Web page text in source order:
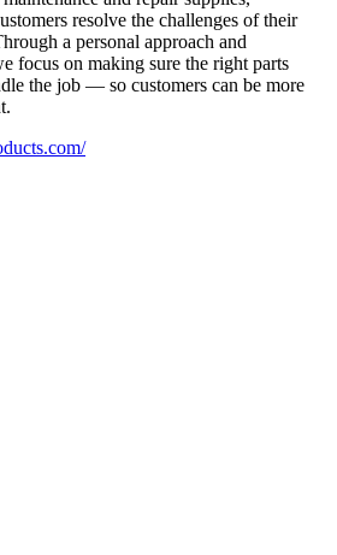
resolve the challenges of their
a personal approach and
focus on making sure the right parts
the job — so customers can be more